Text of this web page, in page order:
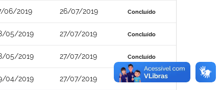
06/2019 26/07/2019 Concluído
05/2019 27/07/2019 Concluído
05/2019 27/07/2019 Concluído
04/2019 27/07/2019 Concluído